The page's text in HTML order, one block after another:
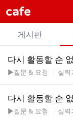
cafe
카
페
메
뉴
게시판
체
글
리
다시 활동할 순
게시판명
▶질문 & 요청 작성
실력
다시 활동할 순
게시판명
▶질문 & 요청 작성
실력